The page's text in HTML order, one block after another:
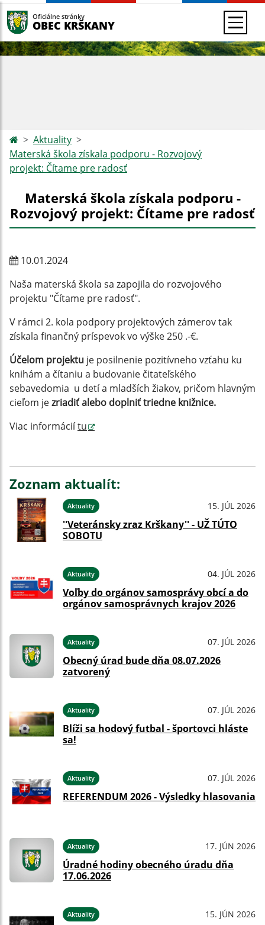
Oficiálne stránky
OBEC KRŠKANY
Aktuality
Materská škola získala podporu - Rozvojový
projekt: Čítame pre radosť
Materská škola získala podporu -
Rozvojový projekt: Čítame pre radosť
10.01.2024
Naša materská škola sa zapojila do rozvojového
projektu "Čítame pre radosť".
V rámci 2. kola podpory projektových zámerov tak
získala finančný príspevok vo výške 250 .-€.
Účelom projektu je posilnenie pozitívneho vzťahu ku
knihám a čítaniu a budovanie čitateľského
sebavedomia u detí a mladších žiakov, pričom hlavným
cieľom jezriadiť alebo doplniť triedne knižnice.
Viac informáciítu
Zoznam aktualít:
Aktuality 15. JÚL 2026
''Veteránsky zraz Krškany'' - UŽ TÚTO
SOBOTU
Aktuality 04. JÚL 2026
Voľby do orgánov samosprávy obcí a do
orgánov samosprávnych krajov 2026
Aktuality 07. JÚL 2026
Obecný úrad bude dňa 08.07.2026
zatvorený
Aktuality 07. JÚL 2026
Blíži sa hodový futbal - športovci hláste
sa!
Aktuality 07. JÚL 2026
REFERENDUM 2026 - Výsledky hlasovania
Aktuality 17. JÚN 2026
Úradné hodiny obecného úradu dňa
17.06.2026
Aktuality 15. JÚN 2026